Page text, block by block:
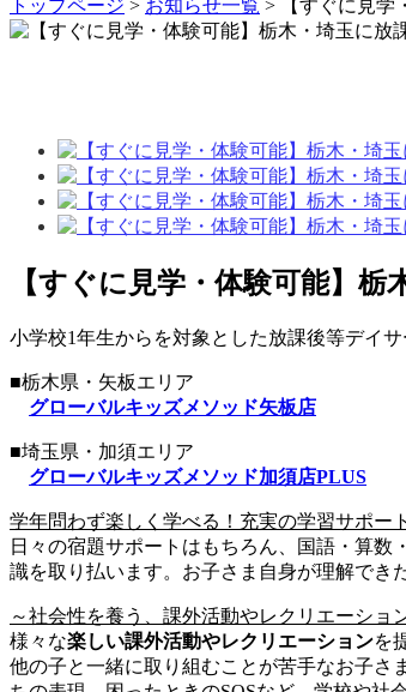
トップページ > お知らせ一覧 > 【すぐに見学
【すぐに見学・体験可能】
小学校1年生からを対象とした放課後等デイ
■栃木県・矢板エリア
グローバルキッズメソッド矢板店
■埼玉県・加須エリア
グローバルキッズメソッド加須店PLUS
学年問わず楽しく学べる！充実の学習サポート
日々の宿題サポートはもちろん、国語・算
識を取り払います。お子さま自身が理解でき
～社会性を養う、課外活動やレクリエーショ
様々な楽しい課外活動やレクリエーションを
他の子と一緒に取り組むことが苦手なお子さ